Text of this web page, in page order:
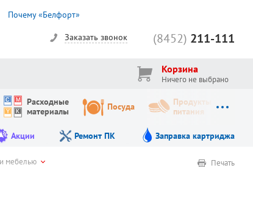
Почему «Белфорт»
(8452) 211-111
Заказать звонок
Корзина
Ничего не выбрано
Расходные
материалы
Посуда
Продукты
питания
Акции Ремонт ПК Заправка картриджа
мебелью Печать